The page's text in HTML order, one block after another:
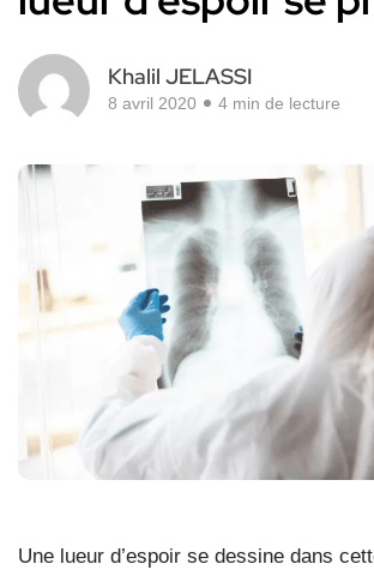
Khalil JELASSI
8 avril 2020 4 min de lecture
Une lueur d’espoir se dessine dans